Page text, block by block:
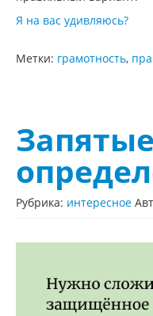
Я на вас удивляюсь?
Метки: грамотность,
Рубрика: интересное